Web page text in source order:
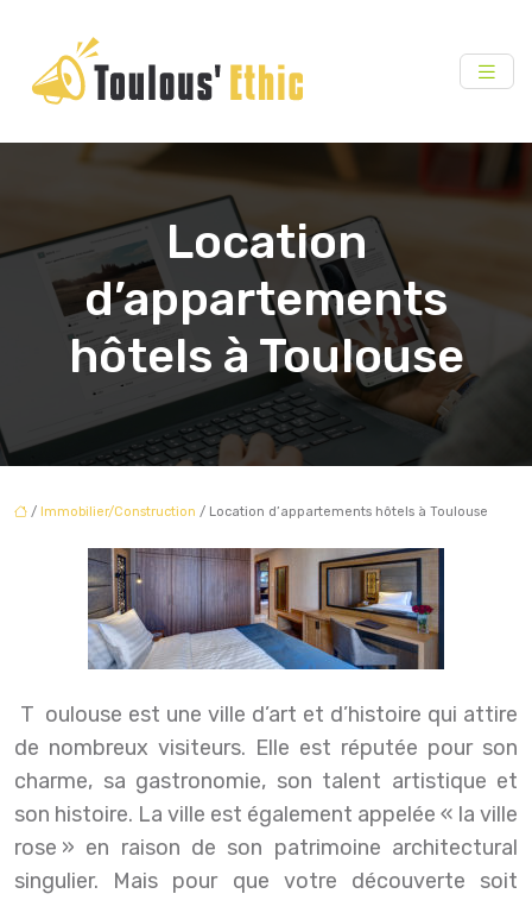
Location
d’appartements
hôtels à Toulouse
/ Immobilier/Construction / Location d’appartements hôtels à Toulouse
Toulouse est une ville d’art et d’histoire qui attire
de nombreux visiteurs. Elle est réputée pour son
charme, sa gastronomie, son talent artistique et
son histoire. La ville est également appelée « la ville
rose » en raison de son patrimoine architectural
singulier. Mais pour que votre découverte soit